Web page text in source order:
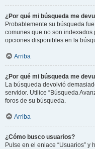
¿Por qué mi búsqueda me
Probablemente su búsqueda
comunes que no son indexados
opciones disponibles en la
Arriba
¿Por qué mi búsqueda me
La búsqueda devolvió
servidor. Utilice “Búsqueda
foros de su búsqueda.
Arriba
¿Cómo busco usuarios?
Pulse en el enlace “Usuarios” y